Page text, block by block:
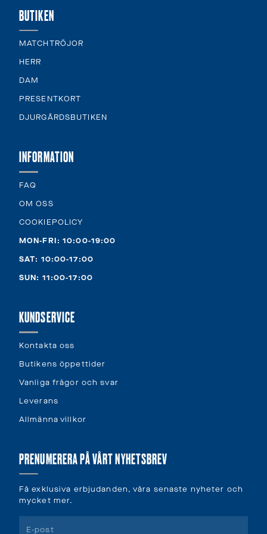
BUTIKEN
MATCHTRÖJOR
HERR
DAM
PRESENTKORT
DJURGÅRDSBUTIKEN
INFORMATION
FAQ
OM OSS
COOKIEPOLICY
MON-FRI: 10:00-19:00
SAT: 10:00-17:00
SUN: 11:00-17:00
KUNDSERVICE
Kontakta oss
Butikens öppettider
Vanliga frågor och svar
Leverans
Allmänna villkor
PRENUMERERA PÅ VÅRT NYHETSBREV
Få exklusiva erbjudanden, våra senaste nyheter och
mycket mer.